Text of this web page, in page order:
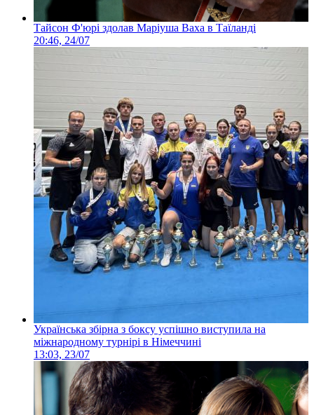
Тайсон Ф'юрі здолав Маріуша Ваха в Таїланді
20:46, 24/07
Українська збірна з боксу успішно виступила на
міжнародному турнірі в Німеччині
13:03, 23/07